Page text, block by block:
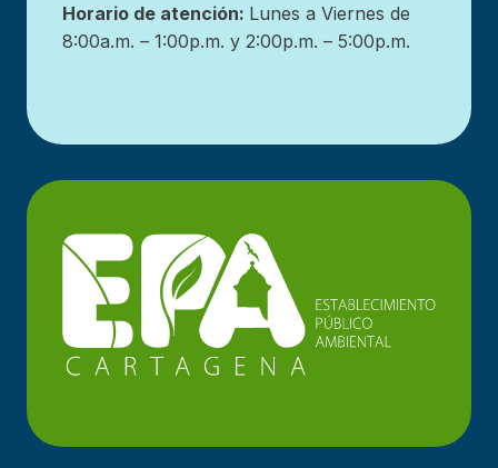
Horario de atención: Lunes a Viernes de
8:00a.m. – 1:00p.m. y 2:00p.m. – 5:00p.m.